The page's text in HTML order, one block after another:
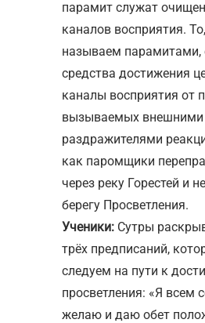
парамит служат
каналов восприятия.
называем парамитами,
средства достижения
каналы восприятия от
вызываемых внешними
раздражителями
как паромщики
через реку Горестей и
берегу Просветления.
Ученики: Сутры
трёх предписаний,
следуем на пути к
просветления: «Я всем
желаю и даю обет